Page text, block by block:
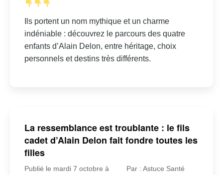
Ils portent un nom mythique et un charme
indéniable : découvrez le parcours des quatre
enfants d’Alain Delon, entre héritage, choix
personnels et destins très différents.
La ressemblance est troublante : le fils
cadet d’Alain Delon fait fondre toutes les
filles
Publié le mardi 7 octobre à
Par : Astuce Santé